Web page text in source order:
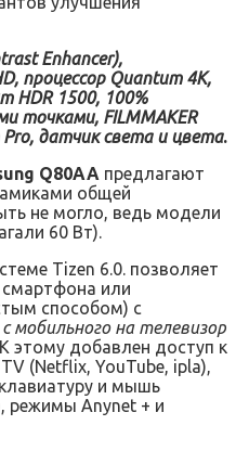
Enhancer),
процессор Quantum 4K,
HDR 1500, 100%
точками, FILMMAKER
Pro, датчик света и цвета.
Q80AA предлагают
общей
не могло, ведь модели
60 Вт).
Tizen 6.0. позволяет
или
способом) с
мобильного на телевизор
этому добавлен доступ к
(Netflix, YouTube, ipla),
и мышь
режимы Anynet + и